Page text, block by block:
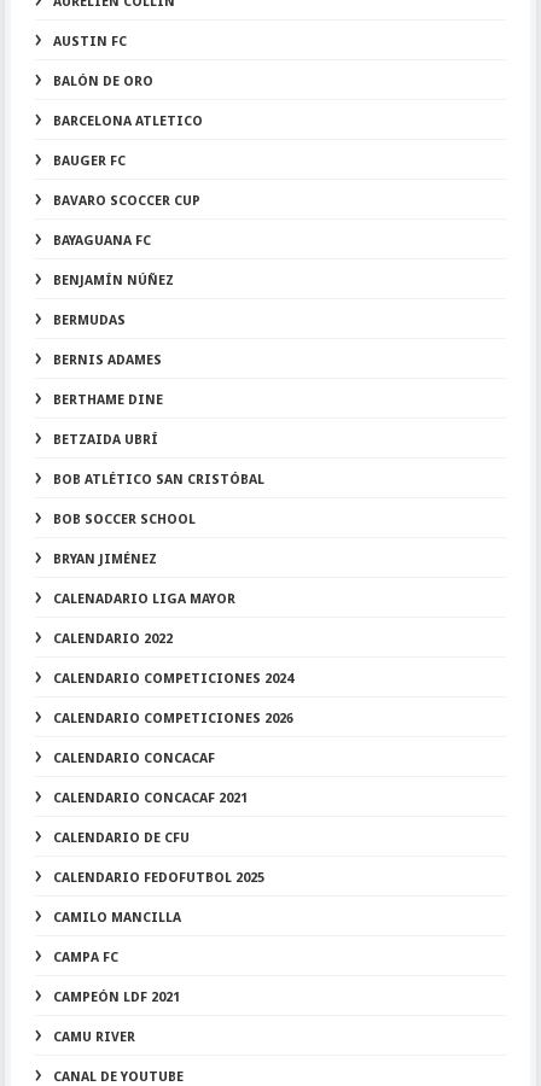
AUSTIN FC
BALÓN DE ORO
BARCELONA ATLETICO
BAUGER FC
BAVARO SCOCCER CUP
BAYAGUANA FC
BENJAMÍN NÚÑEZ
BERMUDAS
BERNIS ADAMES
BERTHAME DINE
BETZAIDA UBRÍ
BOB ATLÉTICO SAN CRISTÓBAL
BOB SOCCER SCHOOL
BRYAN JIMÉNEZ
CALENADARIO LIGA MAYOR
CALENDARIO 2022
CALENDARIO COMPETICIONES 2024
CALENDARIO COMPETICIONES 2026
CALENDARIO CONCACAF
CALENDARIO CONCACAF 2021
CALENDARIO DE CFU
CALENDARIO FEDOFUTBOL 2025
CAMILO MANCILLA
CAMPA FC
CAMPEÓN LDF 2021
CAMU RIVER
CANAL DE YOUTUBE